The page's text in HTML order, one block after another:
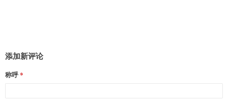
添加新评论
称呼